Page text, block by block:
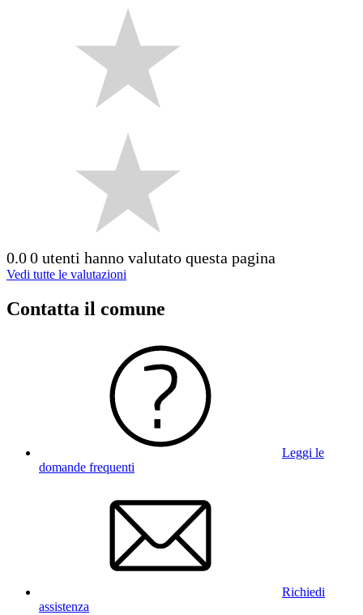
0.00 utenti hanno valutato questa pagina
Vedi tutte le valutazioni
Contatta il comune
Leggi le
domande frequenti
Richiedi
assistenza